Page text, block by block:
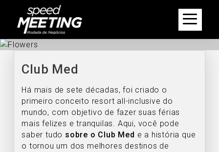
Club Med
Há mais de sete décadas, foi criado o
primeiro conceito resort all-inclusive do
mundo, com objetivo de fazer suas férias
mais felizes e tranquilas. Aqui, você pode
saber tudo sobre o Club Med e a história que
o tornou um dos melhores destinos de